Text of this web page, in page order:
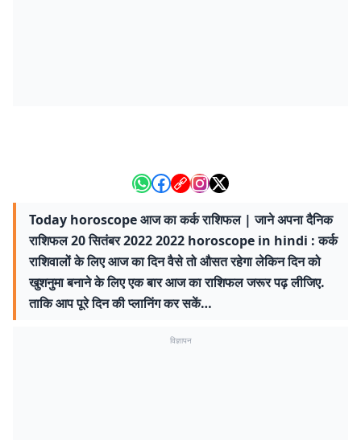
Today horoscope आज का कर्क राशिफल | जाने अपना दैनिक
राशिफल 20 सितंबर 2022 2022 horoscope in hindi : कर्क
राशिवालों के लिए आज का दिन वैसे तो औसत रहेगा लेकिन दिन को
खुशनुमा बनाने के लिए एक बार आज का राशिफल जरूर पढ़ लीजिए.
ताकि आप पूरे दिन की प्लानिंग कर सकें…
विज्ञापन